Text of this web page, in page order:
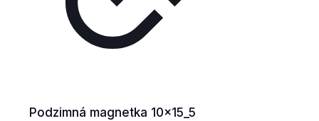
Podzimná magnetka 10x15_5